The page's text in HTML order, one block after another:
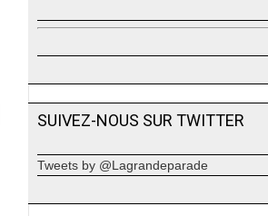
SUIVEZ-NOUS SUR TWITTER
Tweets by @Lagrandeparade